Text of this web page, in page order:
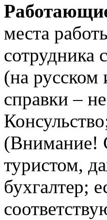
места
сотрудника
(на русском
справки –
(Внимание!
туристом,
бухгалтер;